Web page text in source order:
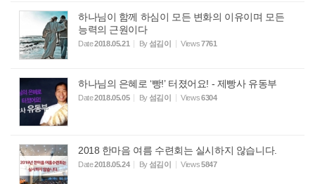
하나님이 함께 하심이 모든 변화의 이유이며 모든
능력의 근원이다
Date2018.05.21 By섬김이 Views7761
하나님의 은혜로 ‘빵!’ 터졌어요! - 제빵사 유동부
Date2018.05.05 By섬김이 Views6304
2018 한마음 여름 수련회는 실시하지 않습니다.
Date2018.05.24 By섬김이 Views5847